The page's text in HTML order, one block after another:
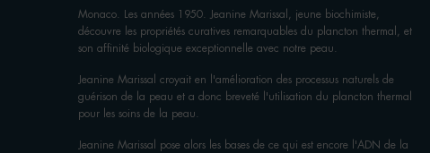
Monaco. Les années 1950. Jeanine Marissal, jeune biochimiste,
découvre les propriétés curatives remarquables du plancton thermal, et
son affinité biologique exceptionnelle avec notre peau.
Jeanine Marissal croyait en l'amélioration des processus naturels de
guérison de la peau et a donc breveté l'utilisation du plancton thermal
pour les soins de la peau.
Jeanine Marissal pose alors les bases de ce qui est encore l'ADN de la